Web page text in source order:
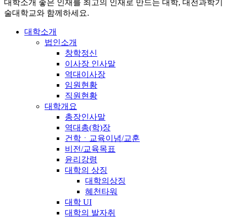
대학소개 좋은 인재를 최고의 인재로 만드는 대학, 대전과학기
술대학교와 함께하세요.
대학소개
법인소개
창학정신
이사장 인사말
역대이사장
임원현황
직원현황
대학개요
총장인사말
역대총(학)장
건학ㆍ교육이념/교훈
비전/교육목표
윤리강령
대학의 상징
대학의상징
혜천타워
대학 UI
대학의 발자취